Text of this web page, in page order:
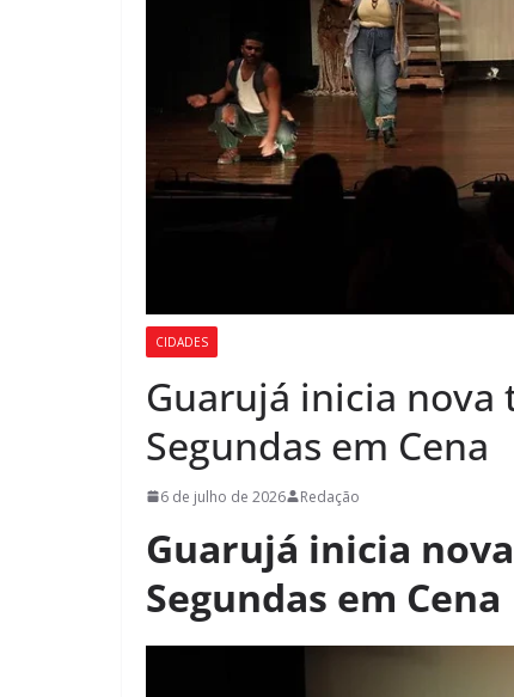
CIDADES
Guarujá inicia
Segundas em Cena
6 de julho de 2026 Redação
Guarujá inicia
Segundas em Cena